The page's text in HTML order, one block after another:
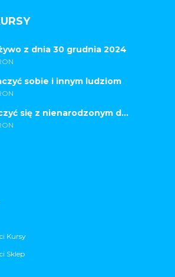
z dnia 30 grudnia 2024
sobie i innym ludziom
się z nienarodzonym d...
Kursy
Sklep